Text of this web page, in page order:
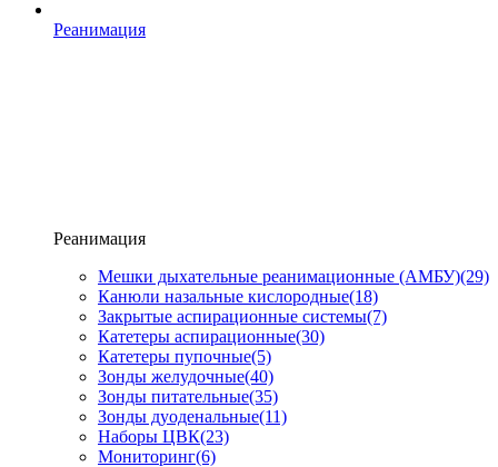
Реанимация
Реанимация
Мешки дыхательные реанимационные (АМБУ)(29)
Канюли назальные кислородные(18)
Закрытые аспирационные системы(7)
Катетеры аспирационные(30)
Катетеры пупочные(5)
Зонды желудочные(40)
Зонды питательные(35)
Зонды дуоденальные(11)
Наборы ЦВК(23)
Мониторинг(6)